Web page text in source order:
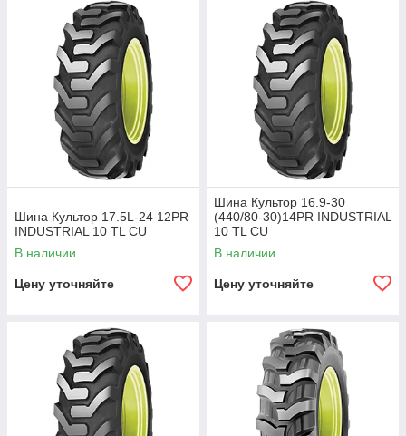
Шина Культор 17.5L-24 12PR
INDUSTRIAL 10 TL CU
В наличии
Цену уточняйте
Шина Культор 16.9-30
(440/80-30)14PR INDUSTRIAL
10 TL CU
В наличии
Цену уточняйте